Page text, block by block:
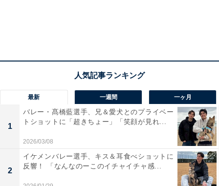
最新 一週間 一ヶ月
1
バレー・髙橋藍選手、兄＆愛犬とのプライベー
トショットに「超きちょー」「笑顔が見れ...
2026/03/08
2
イケメンバレー選手、キス＆耳食べショットに
反響！ 「なんなのーこのイチャイチャ感...